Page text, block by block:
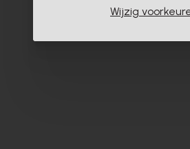
Wijzig